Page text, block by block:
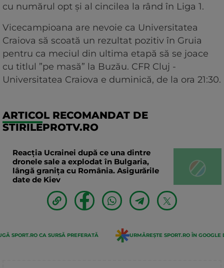
cu numărul opt și al cincilea la rând în Liga 1.
Vicecampioana are nevoie ca Universitatea
Craiova să scoată un rezultat pozitiv în Gruia
pentru ca meciul din ultima etapă să se joace
cu titlul ”pe masă” la Buzău. CFR Cluj -
Universitatea Craiova e duminică, de la ora 21:30.
ARTICOL RECOMANDAT DE
STIRILEPROTV.RO
Reacția Ucrainei după ce una dintre
dronele sale a explodat în Bulgaria,
lângă granița cu România. Asigurările
date de Kiev
SPORT.RO CA SURSĂ PREFERATĂ URMĂREȘTE SPORT.RO ÎN GOOGLE